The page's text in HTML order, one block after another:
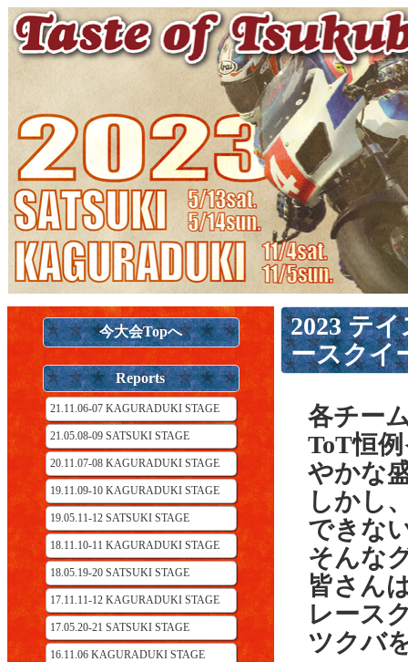
今大会Topへ
Reports
21.11.06-07 KAGURADUKI STAGE
21.05.08-09 SATSUKI STAGE
20.11.07-08 KAGURADUKI STAGE
19.11.09-10 KAGURADUKI STAGE
19.05.11-12 SATSUKI STAGE
18.11.10-11 KAGURADUKI STAGE
18.05.19-20 SATSUKI STAGE
17.11.11-12 KAGURADUKI STAGE
17.05.20-21 SATSUKI STAGE
16.11.06 KAGURADUKI STAGE
2023 テ
ースクイ
各チー
ToT恒
やかな
しかし
できな
そんな
皆さん
レース
ツクバ